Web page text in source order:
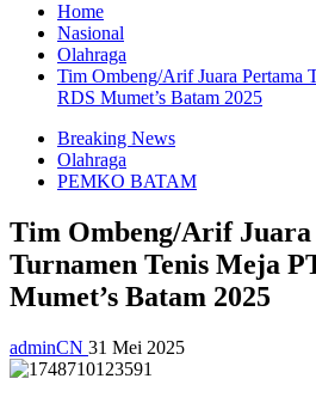
Home
Nasional
Olahraga
Tim Ombeng/Arif Juara Pertama
RDS Mumet’s Batam 2025
Breaking News
Olahraga
PEMKO BATAM
Tim Ombeng/Arif Juara
Turnamen Tenis Meja
Mumet’s Batam 2025
adminCN 31 Mei 2025